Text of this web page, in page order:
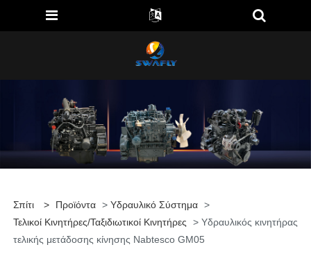
Σπίτι > Προϊόντα > Υδραυλικό Σύστημα >
Τελικοί Κινητήρες/ταξιδιωτικοί Κινητήρες
> Υδραυλικός κινητήρας
τελικής μετάδοσης κίνησης Nabtesco GM05